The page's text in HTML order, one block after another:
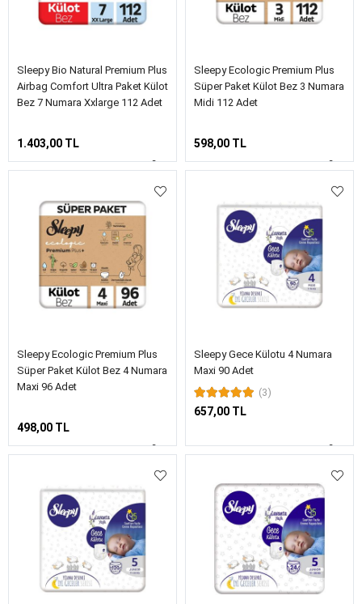
Sleepy Bio Natural Premium Plus
Airbag Comfort Ultra Paket Külot
Bez 7 Numara Xxlarge 112 Adet
1.403,00 TL
Sleepy Ecologic Premium Plus
Süper Paket Külot Bez 3 Numara
Midi 112 Adet
598,00 TL
Sleepy Ecologic Premium Plus
Süper Paket Külot Bez 4 Numara
Maxi 96 Adet
498,00 TL
Sleepy Gece Külotu 4 Numara
Maxi 90 Adet
(3)
657,00 TL